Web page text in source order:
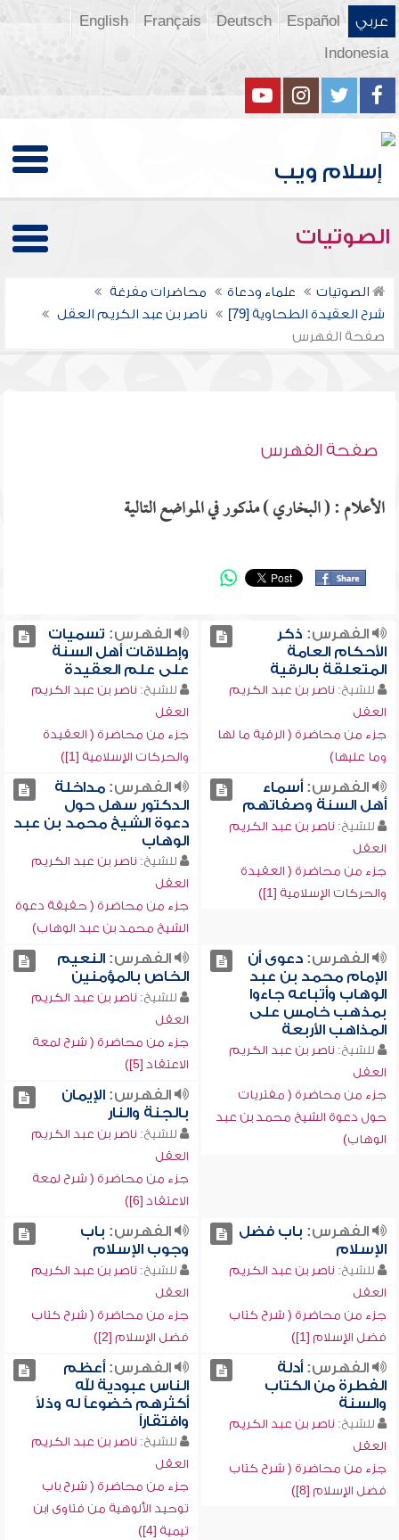
عربي Español
Deutsch
Français
English
Indonesia
الصوتيات
الصوتيات علماء ودعاة
محاضرات مفرغة
شرح العقيدة الطحاوية [79]
ناصر بن عبد الكريم العقل
صفحة الفهرس
صفحة الفهرس
الأعلام : ( البخاري ) مذكور في المواضع التالية
الفهرس: ذكر
الأحكام العامة
المتعلقة بالرقية
للشيخ: ناصر بن عبد الكريم
العقل
جزء من محاضرة ( الرقية ما لها
وما عليها)
الفهرس: تسميات
وإطلاقات أهل السنة
على علم العقيدة
للشيخ: ناصر بن عبد الكريم
العقل
جزء من محاضرة ( العقيدة
والحركات الإسلامية [1])
الفهرس:أسماء
أهل السنة وصفاتهم
للشيخ: ناصر بن عبد الكريم
العقل
جزء من محاضرة ( العقيدة
والحركات الإسلامية [1])
الفهرس:مداخلة
الدكتور سهل حول
دعوة الشيخ محمد بن عبد
الوهاب
للشيخ: ناصر بن عبد الكريم
العقل
جزء من محاضرة ( حقيقة دعوة
الشيخ محمد بن عبد الوهاب)
الفهرس:دعوى أن
الإمام محمد بن عبد
الوهاب وأتباعه جاءوا
بمذهب خامس على
المذاهب الأربعة
للشيخ: ناصر بن عبد الكريم
العقل
جزء من محاضرة ( مفتريات
حول دعوة الشيخ محمد بن عبد
الوهاب)
الفهرس:النعيم
الخاص بالمؤمنين
للشيخ: ناصر بن عبد الكريم
العقل
جزء من محاضرة ( شرح لمعة
الاعتقاد [5])
الفهرس:الإيمان
بالجنة والنار
للشيخ: ناصر بن عبد الكريم
العقل
جزء من محاضرة ( شرح لمعة
الاعتقاد [6])
الفهرس: باب فضل
الإسلام
للشيخ: ناصر بن عبد الكريم
العقل
جزء من محاضرة ( شرح كتاب
فضل الإسلام [1])
الفهرس: باب
وجوب الإسلام
للشيخ: ناصر بن عبد الكريم
العقل
جزء من محاضرة ( شرح كتاب
فضل الإسلام [2])
الفهرس:أدلة
الفطرة من الكتاب
والسنة
للشيخ: ناصر بن عبد الكريم
العقل
جزء من محاضرة ( شرح كتاب
فضل الإسلام [8])
الفهرس:أعظم
الناس عبودية لله
أكثرهم خضوعاً له وذلاً
وافتقاراً
للشيخ: ناصر بن عبد الكريم
العقل
جزء من محاضرة ( شرح باب
توحيد الألوهية من فتاوى ابن
تيمية [4])